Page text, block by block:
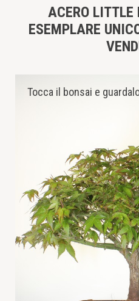
ACERO LITTLE
ESEMPLARE
Tocca il bonsai e